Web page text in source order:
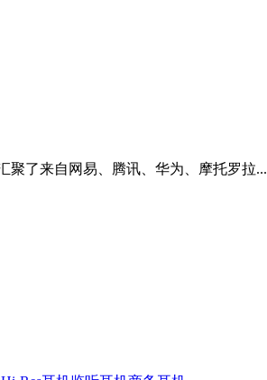
聚了来自网易、腾讯、华为、摩托罗拉...